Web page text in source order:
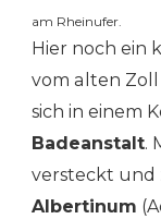
am Rheinufer.
Hier noch ein
vom alten
sich in einem
Badeanstalt.
versteckt und
Albertinum